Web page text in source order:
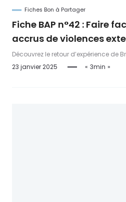
Fiches Bon à Partager
Fiche BAP n°42 : Faire
accrus de violences
PREVE de Grenoble-
Découvrez le retour d’expérience de
programme PREVE de Grenoble-
violences externes, soutien aux
23 janvier 2025 3min